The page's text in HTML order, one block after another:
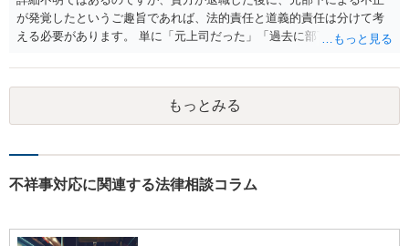
が発覚したというご趣旨であれば、法的責任と道義的責任は分けて考
える必要があります。 単に「元上司だった」「過去に部下だった」と
りません。会社が貴方に損害賠償請求をするには、在職中の管理監督
義務違反、引継ぎの不備、不正の兆候を知りながら放置したことな
ど、具体的な義務違反と損害との因果関係を主張・立証する必要があ
ります。なお、在職中から会計処理や現金管理の不自然さを認識して
能性はあるでしょう。 対応としては、まず会社から何を求められてい
意に責任を認める文書を作成したり、損害負担を約束したりすること
もっとみる
不祥事対応に関連する法律相談コラム